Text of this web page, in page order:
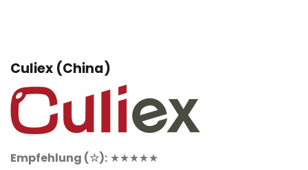
Culiex (China)
Empfehlung (☆): ★★★★★